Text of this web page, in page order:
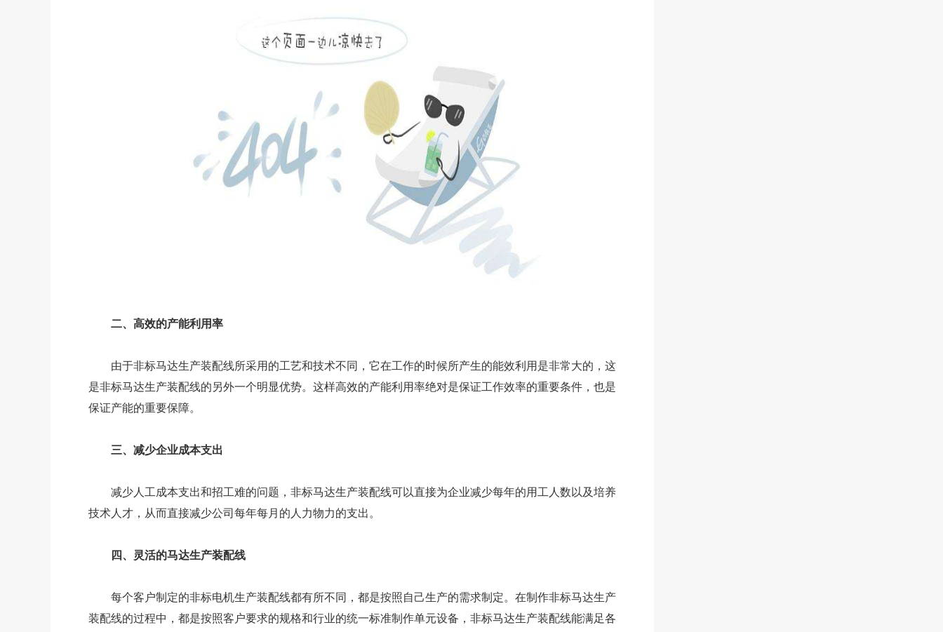
二、高效的产能利用率
由于非标马达生产装配线所采用的工艺和技术不同，它在工作的时候所产生的能效利用是非常大的，这
是非标马达生产装配线的另外一个明显优势。这样高效的产能利用率绝对是保证工作效率的重要条件，也是
保证产能的重要保障。
三、减少企业成本支出
减少人工成本支出和招工难的问题，非标马达生产装配线可以直接为企业减少每年的用工人数以及培养
技术人才，从而直接减少公司每年每月的人力物力的支出。
四、灵活的马达生产装配线
每个客户制定的非标电机生产装配线都有所不同，都是按照自己生产的需求制定。在制作非标马达生产
装配线的过程中，都是按照客户要求的规格和行业的统一标准制作单元设备，非标马达生产装配线能满足各